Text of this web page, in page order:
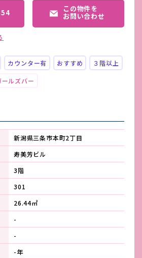
この物件を
お問い合わせ
カウンター有 おすすめ ３階以上
ールズバー
新潟県三条市本町2丁目
寿美芳ビル
3階
301
26.44㎡
-
-
-年